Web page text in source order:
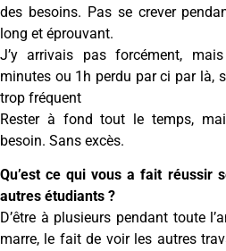
des besoins. Pas se crever
long et éprouvant.
J’y arrivais pas forcément,
minutes ou 1h perdu par ci par là,
trop fréquent
Rester à fond tout le temps,
besoin. Sans excès.
Qu’est ce qui vous a fait réussir
autres étudiants ?
D’être à plusieurs pendant toute
marre, le fait de voir les autres